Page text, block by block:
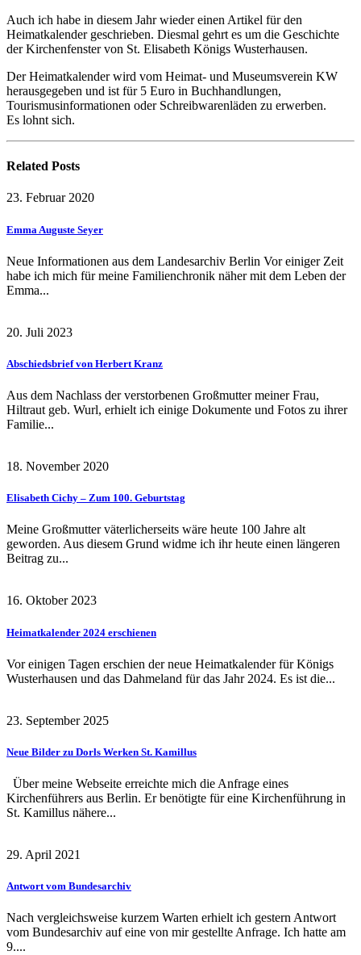
Auch ich habe in diesem Jahr wieder einen Artikel für den
Heimatkalender geschrieben. Diesmal gehrt es um die Geschichte
der Kirchenfenster von St. Elisabeth Königs Wusterhausen.
Der Heimatkalender wird vom Heimat- und Museumsverein KW
herausgegeben und ist für 5 Euro in Buchhandlungen,
Tourismusinformationen oder Schreibwarenläden zu erwerben.
Es lohnt sich.
Related Posts
23. Februar 2020
Emma Auguste Seyer
Neue Informationen aus dem Landesarchiv Berlin Vor einiger Zeit
habe ich mich für meine Familienchronik näher mit dem Leben der
Emma...
20. Juli 2023
Abschiedsbrief von Herbert Kranz
Aus dem Nachlass der verstorbenen Großmutter meiner Frau,
Hiltraut geb. Wurl, erhielt ich einige Dokumente und Fotos zu ihrer
Familie...
18. November 2020
Elisabeth Cichy – Zum 100. Geburtstag
Meine Großmutter väterlicherseits wäre heute 100 Jahre alt
geworden. Aus diesem Grund widme ich ihr heute einen längeren
Beitrag zu...
16. Oktober 2023
Heimatkalender 2024 erschienen
Vor einigen Tagen erschien der neue Heimatkalender für Königs
Wusterhausen und das Dahmeland für das Jahr 2024. Es ist die...
23. September 2025
Neue Bilder zu Dorls Werken St. Kamillus
Über meine Webseite erreichte mich die Anfrage eines
Kirchenführers aus Berlin. Er benötigte für eine Kirchenführung in
St. Kamillus nähere...
29. April 2021
Antwort vom Bundesarchiv
Nach vergleichsweise kurzem Warten erhielt ich gestern Antwort
vom Bundesarchiv auf eine von mir gestellte Anfrage. Ich hatte am
9....